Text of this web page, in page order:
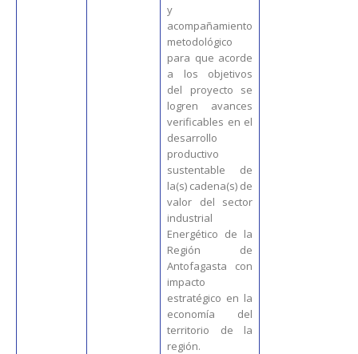
y
acompañamiento
metodológico
para que acorde
a los objetivos
del proyecto se
logren avances
verificables en el
desarrollo
productivo
sustentable de
la(s) cadena(s) de
valor del sector
industrial
Energético de la
Región de
Antofagasta con
impacto
estratégico en la
economía del
territorio de la
región.